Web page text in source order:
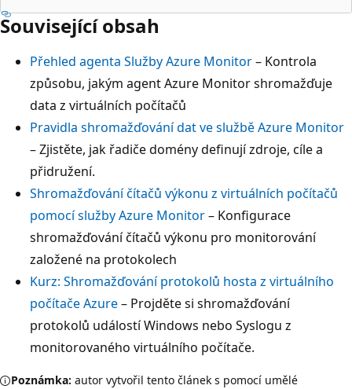
Související obsah
Přehled agenta Služby Azure Monitor– Kontrola
způsobu, jakým agent Azure Monitor shromažďuje
data z virtuálních počítačů
Pravidla shromažďování dat ve službě Azure Monitor
– Zjistěte, jak řadiče domény definují zdroje, cíle a
přidružení.
Shromažďování čítačů výkonu z virtuálních počítačů
pomocí služby Azure Monitor– Konfigurace
shromažďování čítačů výkonu pro monitorování
založené na protokolech
Kurz: Shromažďování protokolů hosta z virtuálního
počítače Azure– Projděte si shromažďování
protokolů událostí Windows nebo Syslogu z
monitorovaného virtuálního počítače.
Poznámka: autor vytvořil tento článek s pomocí umělé